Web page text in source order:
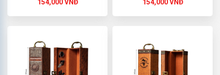
154,000 VNĐ 154,000 VNĐ